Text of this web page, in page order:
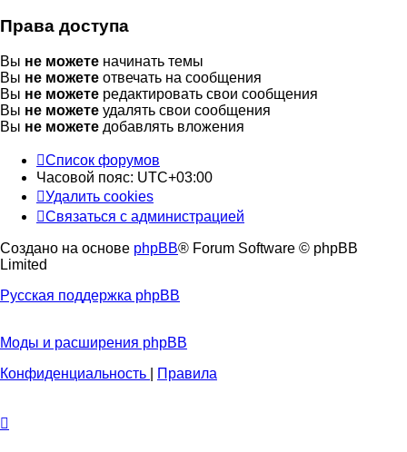
Права доступа
Вы не можете начинать темы
Вы не можете отвечать на сообщения
Вы не можете редактировать свои сообщения
Вы не можете удалять свои сообщения
Вы не можете добавлять вложения
Список форумов
Часовой пояс: UTC+03:00
Удалить cookies
Связаться с администрацией
Создано на основе phpBB® Forum Software © phpBB
Limited
Русская поддержка phpBB
Моды и расширения phpBB
Конфиденциальность
Правила